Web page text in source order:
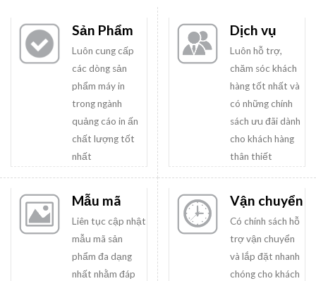
Sản Phẩm
Luôn cung cấp
các dòng sản
phẩm máy in
trong ngành
quảng cáo in ấn
chất lượng tốt
nhất
Dịch vụ
Luôn hỗ trợ,
chăm sóc khách
hàng tốt nhất và
có những chính
sách ưu đãi dành
cho khách hàng
thân thiết
Mẫu mã
Liên tục cập nhật
mẫu mã sản
phẩm đa dạng
nhất nhằm đáp
Vận chuyển
Có chính sách hỗ
trợ vận chuyển
và lắp đặt nhanh
chóng cho khách